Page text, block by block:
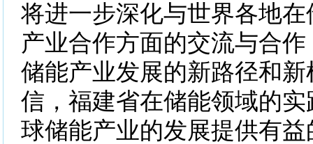
将进一步深化与世界各地
产业合作方面的交流与合
储能产业发展的新路径和
信，福建省在储能领域的
球储能产业的发展提供有